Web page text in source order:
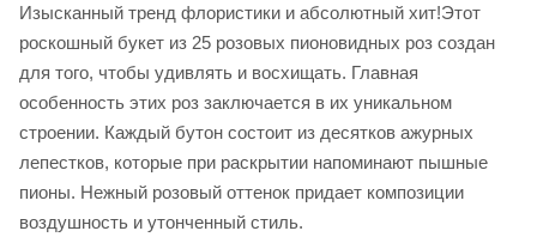
Изысканный тренд флористики и абсолютный хит!Этот
роскошный букет из 25 розовых пионовидных роз создан
для того, чтобы удивлять и восхищать. Главная
особенность этих роз заключается в их уникальном
строении. Каждый бутон состоит из десятков ажурных
лепестков, которые при раскрытии напоминают пышные
пионы. Нежный розовый оттенок придает композиции
воздушность и утонченный стиль.